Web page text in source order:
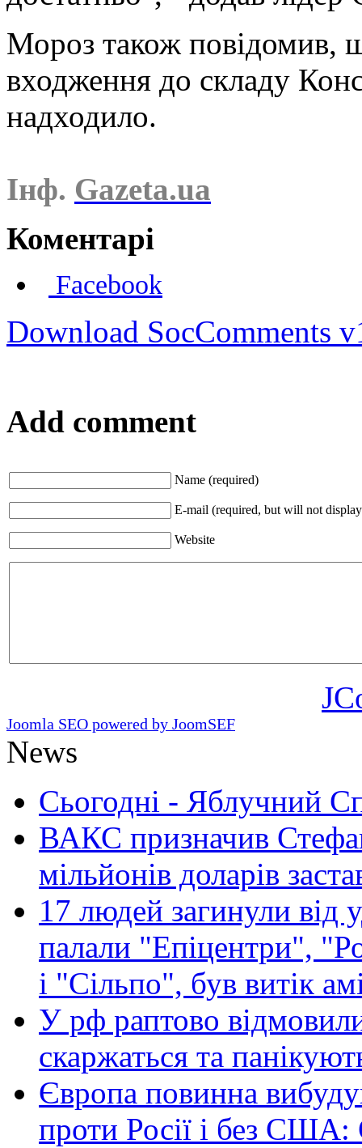
Мороз також повідомив,
входження до складу
надходило.
Інф. Gazeta.ua
Коментарі
Facebook
Download SocComments
Add comment
Name (required)
E-mail (required, but will not
Website
Joomla SEO powered by JoomSEF
News
Сьогодні - Яблучний
ВАКС призначив
мільйонів доларів
17 людей загинули від
палали "Епіцентри",
і "Сільпо", був витік
У рф раптово
скаржаться та
Європа повинна
проти Росії і без США: